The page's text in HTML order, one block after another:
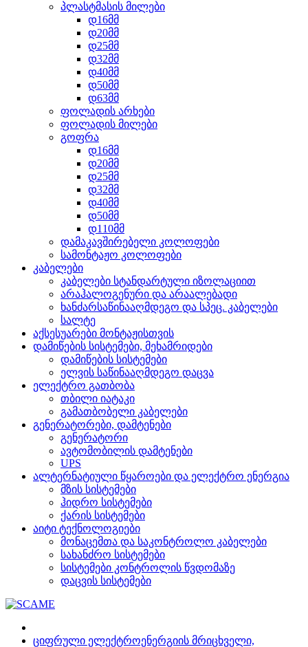
პლასტმასის მილები
დ16მმ
დ20მმ
დ25მმ
დ32მმ
დ40მმ
დ50მმ
დ63მმ
ფოლადის არხები
ფოლადის მილები
გოფრა
დ16მმ
დ20მმ
დ25მმ
დ32მმ
დ40მმ
დ50მმ
დ110მმ
დამაკავშირებელი კოლოფები
სამონტაჟო კოლოფები
კაბელები
კაბელები სტანდარტული იზოლაციით
არაჰალოგენური და არაალებადი
ხანძარსაწინააღმდეგო და სპეც. კაბელები
სალტე
აქსესუარები მონტაჟისთვის
დამიწების სისტემები, მეხამრიდები
დამიწების სისტემები
ელვის საწინააღმდეგო დაცვა
ელექტრო გათბობა
თბილი იატაკი
გამათბობელი კაბელები
გენერატორები, დამტენები
გენერატორი
ავტომობილის დამტენები
UPS
ალტერნატიული წყაროები და ელექტრო ენერგია
მზის სისტემები
ჰიდრო სისტემები
ქარის სისტემები
აიტი ტექნოლოგიები
მონაცემთა და საკონტროლო კაბელები
სახანძრო სისტემები
სისტემები კონტროლის წვდომაზე
დაცვის სისტემები
ციფრული ელექტროენერგიის მრიცხველი,